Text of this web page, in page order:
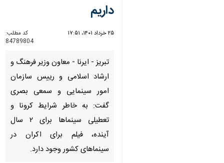
داریم
۲۵ خرداد ۱۴۰۱، ۱۷:۵۱
کد مطلب:
84789804
تبریز - ایرنا - معاون وزیر فرهنگ و
ارشاد اسلامی و رییس سازمان
امور سینمایی و سمعی بصری
گفت: به خاطر شرایط کرونا و
تعطیلی سینماها برای ۲ سال
آینده، فیلم برای اکران در
سینماهای کشور وجود دارد.